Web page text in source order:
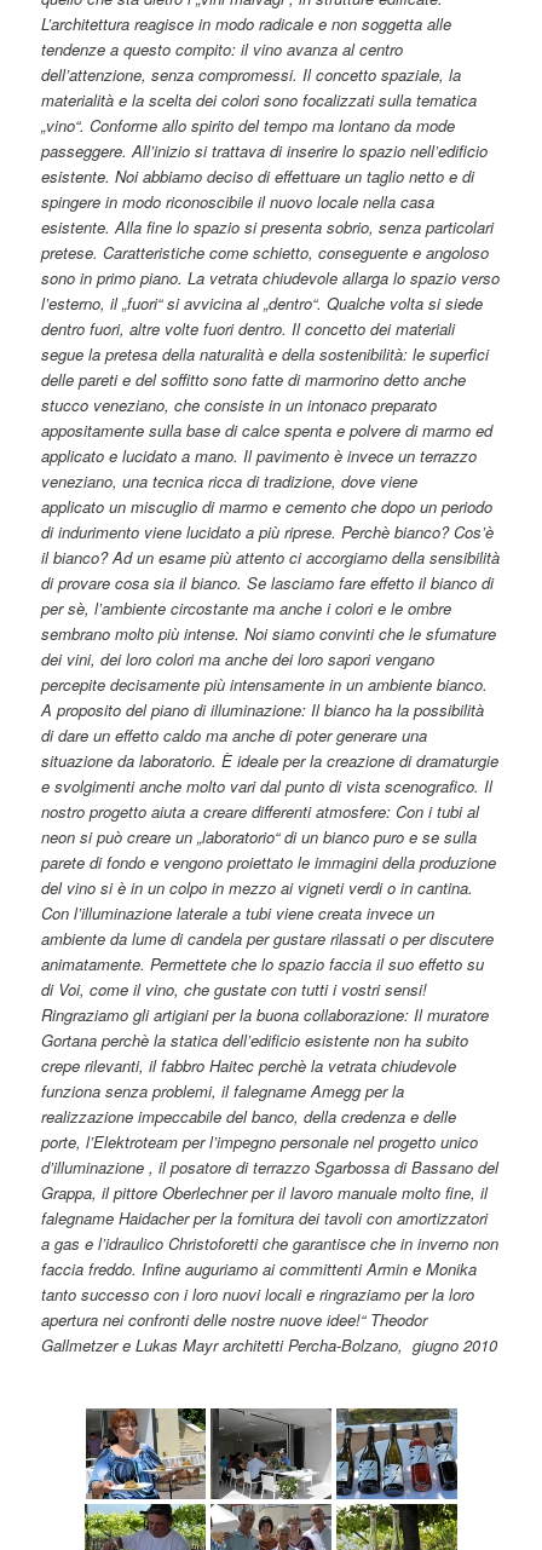
L’architettura reagisce in modo radicale e non soggetta alle
tendenze a questo compito: il vino avanza al centro
dell’attenzione, senza compromessi. Il concetto spaziale, la
materialità e la scelta dei colori sono focalizzati sulla tematica
„vino“. Conforme allo spirito del tempo ma lontano da mode
passeggere. All’inizio si trattava di inserire lo spazio nell’edificio
esistente. Noi abbiamo deciso di effettuare un taglio netto e di
spingere in modo riconoscibile il nuovo locale nella casa
esistente. Alla fine lo spazio si presenta sobrio, senza particolari
pretese. Caratteristiche come schietto, conseguente e angoloso
sono in primo piano. La vetrata chiudevole allarga lo spazio verso
l’esterno, il „fuori“ si avvicina al „dentro“. Qualche volta si siede
dentro fuori, altre volte fuori dentro. Il concetto dei materiali
segue la pretesa della naturalità e della sostenibilità: le superfici
delle pareti e del soffitto sono fatte di marmorino detto anche
stucco veneziano, che consiste in un intonaco preparato
appositamente sulla base di calce spenta e polvere di marmo ed
applicato e lucidato a mano. Il pavimento è invece un terrazzo
veneziano, una tecnica ricca di tradizione, dove viene
applicato un miscuglio di marmo e cemento che dopo un periodo
di indurimento viene lucidato a più riprese. Perchè bianco? Cos’è
il bianco? Ad un esame più attento ci accorgiamo della sensibilità
di provare cosa sia il bianco. Se lasciamo fare effetto il bianco di
per sè, l’ambiente circostante ma anche i colori e le ombre
sembrano molto più intense. Noi siamo convinti che le sfumature
dei vini, dei loro colori ma anche dei loro sapori vengano
percepite decisamente più intensamente in un ambiente bianco.
A proposito del piano di illuminazione: Il bianco ha la possibilità
di dare un effetto caldo ma anche di poter generare una
situazione da laboratorio. È ideale per la creazione di dramaturgie
e svolgimenti anche molto vari dal punto di vista scenografico. Il
nostro progetto aiuta a creare differenti atmosfere: Con i tubi al
neon si può creare un „laboratorio“ di un bianco puro e se sulla
parete di fondo e vengono proiettato le immagini della produzione
del vino si è in un colpo in mezzo ai vigneti verdi o in cantina.
Con l’illuminazione laterale a tubi viene creata invece un
ambiente da lume di candela per gustare rilassati o per discutere
animatamente. Permettete che lo spazio faccia il suo effetto su
di Voi, come il vino, che gustate con tutti i vostri sensi!
Ringraziamo gli artigiani per la buona collaborazione: Il muratore
Gortana perchè la statica dell’edificio esistente non ha subito
crepe rilevanti, il fabbro Haitec perchè la vetrata chiudevole
funziona senza problemi, il falegname Amegg per la
realizzazione impeccabile del banco, della credenza e delle
porte, l’Elektroteam per l’impegno personale nel progetto unico
d’illuminazione , il posatore di terrazzo Sgarbossa di Bassano del
Grappa, il pittore Oberlechner per il lavoro manuale molto fine, il
falegname Haidacher per la fornitura dei tavoli con amortizzatori
a gas e l’idraulico Christoforetti che garantisce che in inverno non
faccia freddo. Infine auguriamo ai committenti Armin e Monika
tanto successo con i loro nuovi locali e ringraziamo per la loro
apertura nei confronti delle nostre nuove idee!“ Theodor
Gallmetzer e Lukas Mayr architettiPercha-Bolzano, giugno 2010